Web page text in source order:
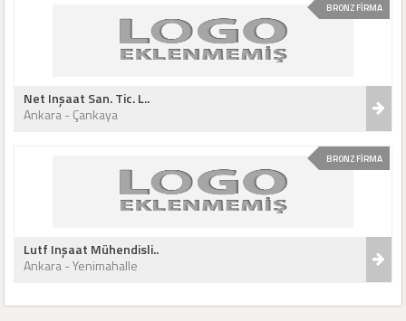
BRONZ FİRMA
Net Inşaat San. Tic. L..
Ankara - Çankaya
BRONZ FİRMA
Lutf Inşaat Mühendisli..
Ankara - Yenimahalle